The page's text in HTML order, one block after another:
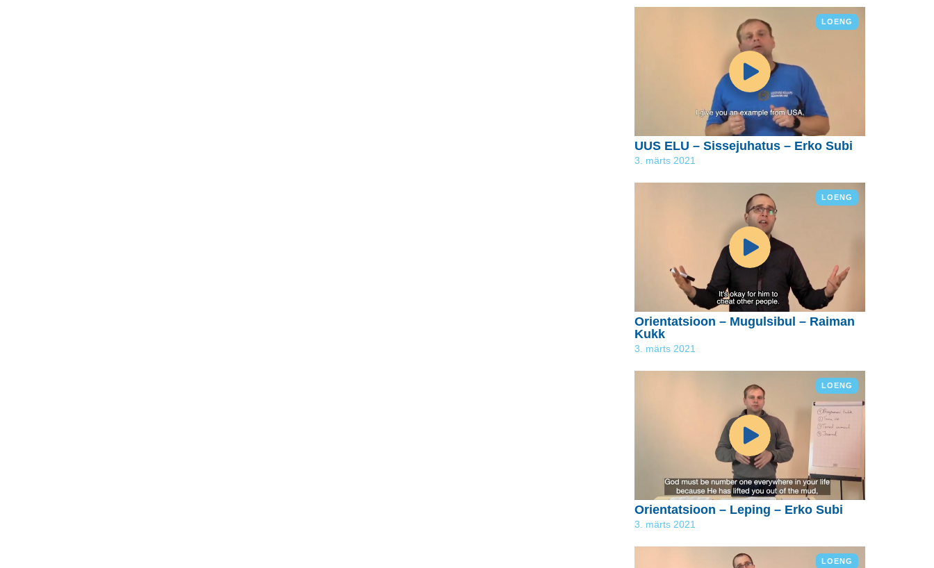
LOENG
UUS ELU – Sissejuhatus – Erko Subi
3. märts 2021
LOENG
Orientatsioon – Mugulsibul – Raiman
Kukk
3. märts 2021
LOENG
Orientatsioon – Leping – Erko Subi
3. märts 2021
LOENG